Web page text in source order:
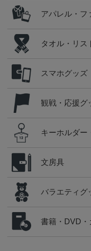
アパレル・フ
タオル・リス
スマホグッズ
観戦・応援グ
キーホルダー
文房具
バラエティグ
書籍・DVD・